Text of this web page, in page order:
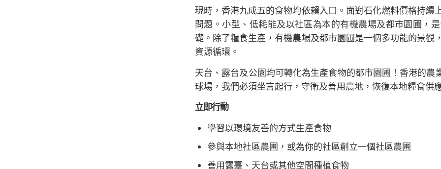
現時，香港九成五的食物均依賴入口。面對石化燃料價格持續
問題。小型、低耗能及以社區為本的有機農場及都市園圃，
礎。除了糧食生產，有機農場及都市園圃是一個多功能的景觀
資源循環。
天台、露台及公園均可轉化為生產食物的都市園圃！香港的
球場，我們必須坐言起行，守衛及善用農地，恢復本地糧食供
立即行動
學習以環境友善的方式生產食物
參與本地社區農圃，或為你的社區創立一個社區農圃
善用露臺、天台或其他空間種植食物